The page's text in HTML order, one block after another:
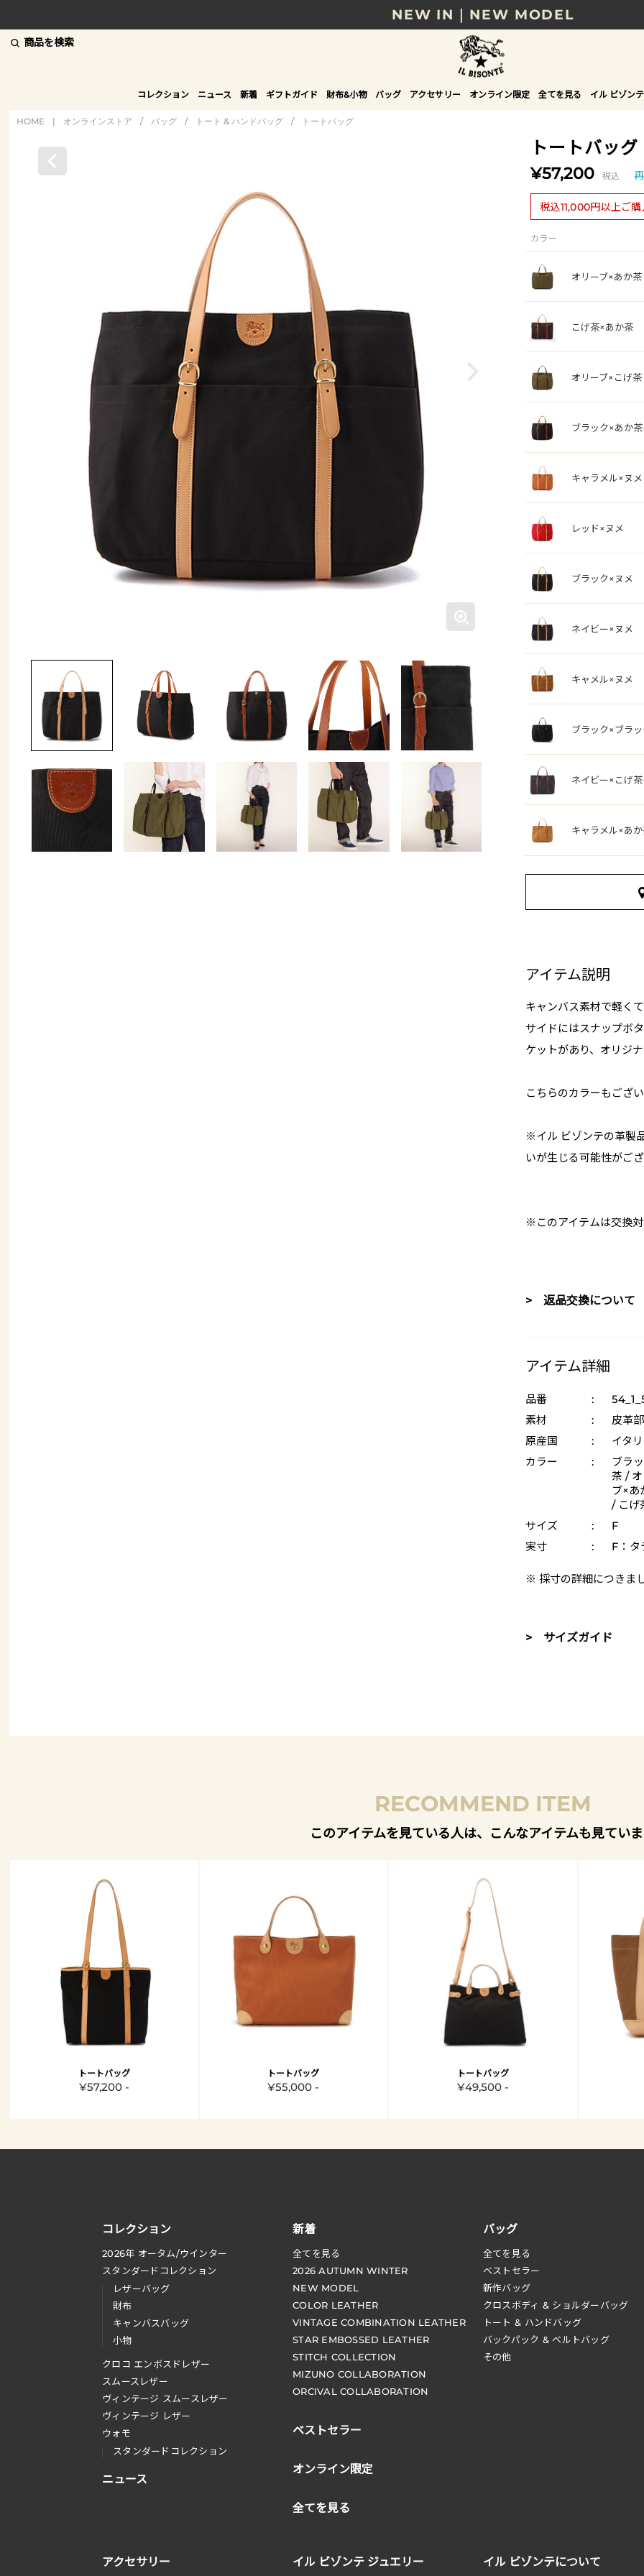
NEW IN｜NEW MODEL
8/17(月)10時まで｜税込11,000円以上で送料無
贈る相手やシーンから選べる、新しいギフトガ
NEW IN｜COLOR LEATHER
商品を検索
コレクション ニュース 新着 ギフトガイド 財布&小物 バッグ アクセサリー オンライン限定 全てを見る イル ビゾン
HOME | オンラインストア / バッグ / トート & ハンドバッグ / トートバッグ
トートバッグ
¥57,200 税込
税込11,000円以上ご
カラー
オリーブ×あか茶
こげ茶×あか茶
オリーブ×こげ茶
ブラック×あか茶
キャラメル×ヌメ
レッド×ヌメ
ブラック×ヌメ
ネイビー×ヌメ
キャメル×ヌメ
ブラック×ブラ
ネイビー×こげ茶
キャラメル×あ
アイテム説明
キャンバス素材で軽く
サイドにはスナップボ
ケットがあり、オリジ
こちらのカラーもござ
※イル ビゾンテの革製
いが生じる可能性がご
※このアイテムは交換
> 返品交換について
アイテム詳細
品番 :
素材
:
皮革
原産国
:
イタ
カラー
:
ブラ
茶 /
ブ×あ
/ こげ
サイズ
:
F
実寸
: F：タ
※ 採寸の詳細につきま
> サイズガイド
RECOMMEND ITEM
このアイテムを見ている人は、こんなアイテムも見てい
トートバッグ
¥57,200 -
トートバッグ
¥55,000 -
トートバッグ
¥49,500 -
コレクション
2026年 オータム/ウインター
スタンダードコレクション
レザーバッグ
財布
キャンバスバッグ
小物
クロコ エンボスドレザー
スムースレザー
ヴィンテージ スムースレザー
ヴィンテージ レザー
ウォモ
スタンダードコレクション
ニュース
新着
全てを見る
2026 AUTUMN WINTER
NEW MODEL
COLOR LEATHER
VINTAGE COMBINATION LEATHER
STAR EMBOSSED LEATHER
STITCH COLLECTION
MIZUNO COLLABORATION
ORCIVAL COLLABORATION
ベストセラー
オンライン限定
全てを見る
バッグ
全てを見る
ベストセラー
新作バッグ
クロスボディ & ショルダーバッグ
トート & ハンドバッグ
バックパック & ベルトバッグ
その他
アクセサリー イル ビゾンテ ジュエリー イル ビゾンテについて